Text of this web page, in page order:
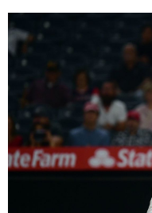
視覺日本
臺灣香港
更多
人物訪談